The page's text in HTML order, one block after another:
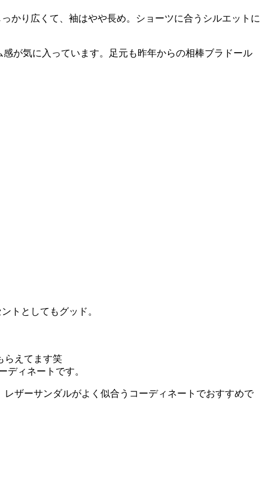
かり広くて、袖はやや長め。ショーツに合うシルエットに
が気に入っています。足元も昨年からの相棒ブラドール
トとしてもグッド。
らえてます笑
ィネートです。
ザーサンダルがよく似合うコーディネートでおすすめで